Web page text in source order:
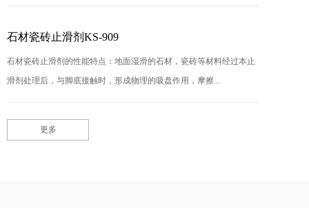
石材瓷砖止滑剂KS-909
石材瓷砖止滑剂的性能特点：地面湿滑的石材，瓷砖等材料经过本止
滑剂处理后，与脚底接触时，形成物理的吸盘作用，摩擦...
更多